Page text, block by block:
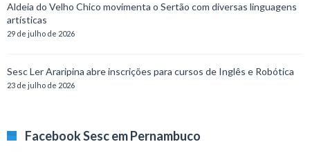
Aldeia do Velho Chico movimenta o Sertão com diversas linguagens
artísticas
29 de julho de 2026
Sesc Ler Araripina abre inscrições para cursos de Inglês e Robótica
23 de julho de 2026
Facebook Sesc em Pernambuco